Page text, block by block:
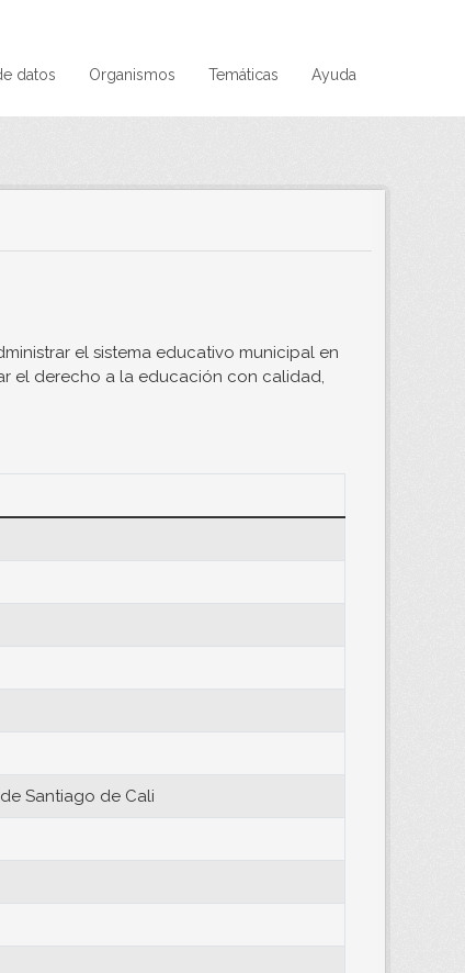
datos Organismos Temáticas Ayuda
el sistema educativo municipal en
el derecho a la educación con calidad,
Santiago de Cali